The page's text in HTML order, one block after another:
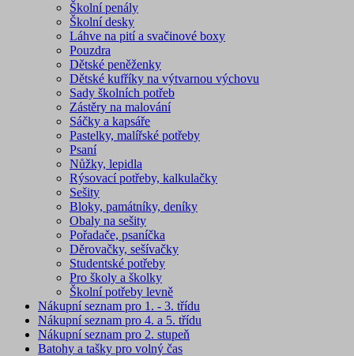
Školní penály
Školní desky
Láhve na pití a svačinové boxy
Pouzdra
Dětské peněženky
Dětské kufříky na výtvarnou výchovu
Sady školních potřeb
Zástěry na malování
Sáčky a kapsáře
Pastelky, malířské potřeby
Psaní
Nůžky, lepidla
Rýsovací potřeby, kalkulačky
Sešity
Bloky, památníky, deníky
Obaly na sešity
Pořadače, psaníčka
Děrovačky, sešívačky
Studentské potřeby
Pro školy a školky
Školní potřeby levně
Nákupní seznam pro 1. - 3. třídu
Nákupní seznam pro 4. a 5. třídu
Nákupní seznam pro 2. stupeň
Batohy a tašky pro volný čas